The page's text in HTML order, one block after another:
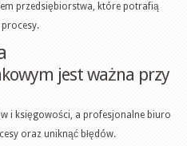
przedsiębiorstwa, które potrafią
jest ważna przy
i księgowości, a profesjonalne biuro
oraz uniknąć błędów.